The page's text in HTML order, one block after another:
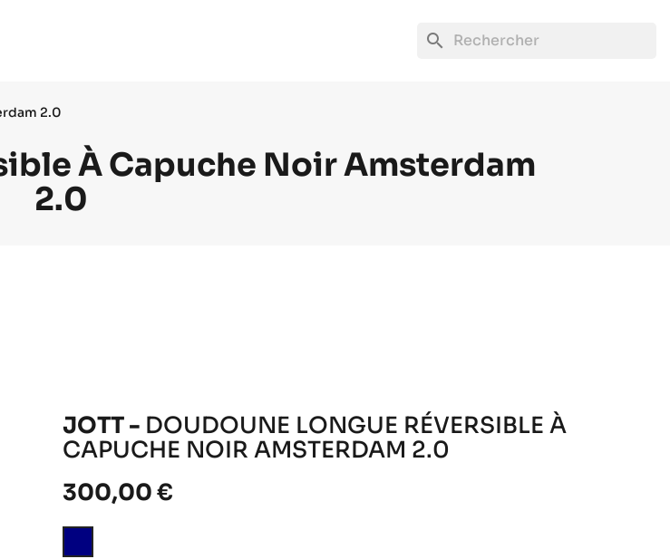
search
2.0
À Capuche Noir Amsterdam
2.0
JOTT - DOUDOUNE LONGUE RÉVERSIBLE À
CAPUCHE NOIR AMSTERDAM 2.0
300,00 €
Marine